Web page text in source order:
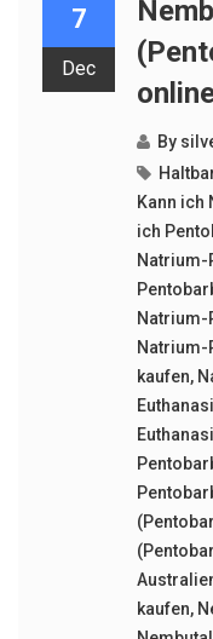
7
Dec
By
Kann ich
ich
Natrium-
Natrium-
Natrium-
kaufen,
kaufen,